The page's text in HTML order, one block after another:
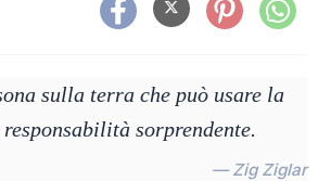
sulla terra che può usare la
sorprendente.
— Zig Ziglar